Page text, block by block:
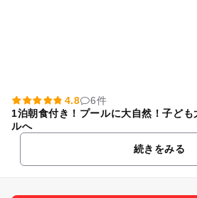
4.8
6件
1泊朝食付き！プールに大自然！子ど
ルへ
続きをみる